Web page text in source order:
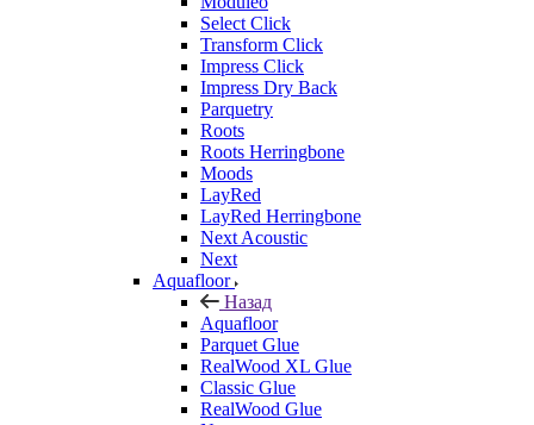
Select Click
Transform Click
Impress Click
Impress Dry Back
Parquetry
Roots
Roots Herringbone
Moods
LayRed
LayRed Herringbone
Next Acoustic
Next
Aquafloor
Назад
Aquafloor
Parquet Glue
RealWood XL Glue
Classic Glue
RealWood Glue